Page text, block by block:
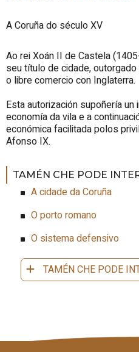
A Coruña do século XV
Ao rei Xoán II de Castela
seu título de cidade,
o libre comercio con Inglaterra.
Esta autorización supoñería
economía da vila e a
económica facilitada polos
Afonso IX.
TAMÉN CHE PODE
A cidade da Coruña
O porto romano
O sistema defensivo
TAMÉN CHE PODE